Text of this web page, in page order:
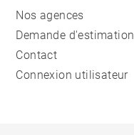
Nos agences
Demande d'estimation
Contact
Connexion utilisateur